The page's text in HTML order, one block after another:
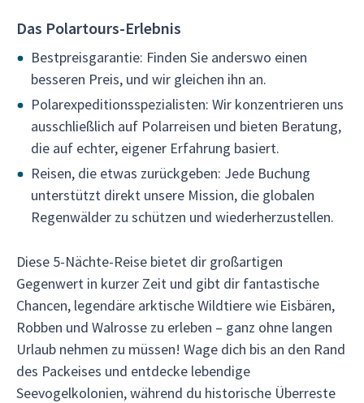
Das Polartours-Erlebnis
Bestpreisgarantie: Finden Sie anderswo einen
besseren Preis, und wir gleichen ihn an.
Polarexpeditionsspezialisten: Wir konzentrieren uns
ausschließlich auf Polarreisen und bieten Beratung,
die auf echter, eigener Erfahrung basiert.
Reisen, die etwas zurückgeben: Jede Buchung
unterstützt direkt unsere Mission, die globalen
Regenwälder zu schützen und wiederherzustellen.
Diese 5-Nächte-Reise bietet dir großartigen
Gegenwert in kurzer Zeit und gibt dir fantastische
Chancen, legendäre arktische Wildtiere wie Eisbären,
Robben und Walrosse zu erleben – ganz ohne langen
Urlaub nehmen zu müssen! Wage dich bis an den Rand
des Packeises und entdecke lebendige
Seevogelkolonien, während du historische Überreste